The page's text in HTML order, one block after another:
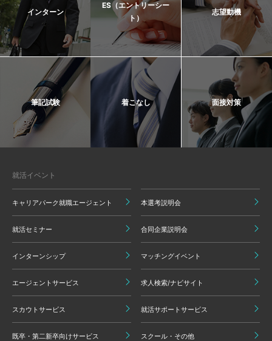
インターン
ES（エントリーシー
ト）
志望動機
筆記試験 着こなし 面接対策
就活イベント
キャリアパーク就職エージェント 本選考説明会
就活セミナー 合同企業説明会
インターンシップ マッチングイベント
エージェントサービス 求人検索/ナビサイト
スカウトサービス 就活サポートサービス
既卒・第二新卒向けサービス スクール・その他